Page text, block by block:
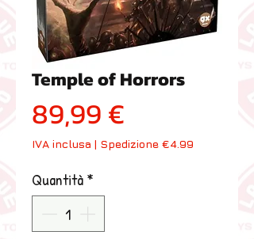
Temple of Horrors
89,99 €
IVA inclusa | Spedizione €4.99
Quantità*